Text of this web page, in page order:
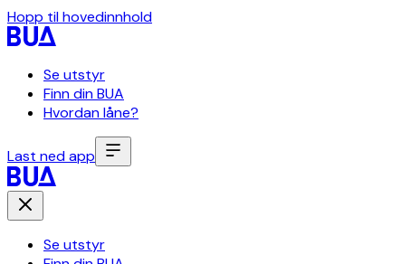
Hopp til hovedinnhold
Se utstyr
Finn din BUA
Hvordan låne?
Last ned app
Se utstyr